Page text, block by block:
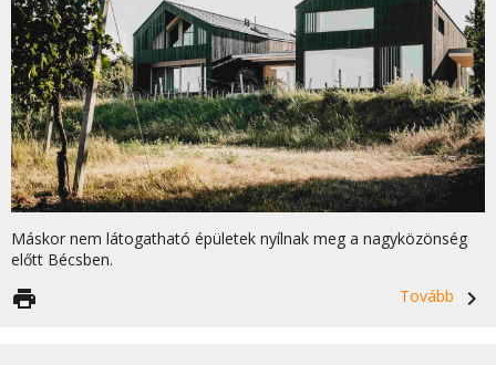
Máskor nem látogatható épületek nyílnak meg a nagyközönség
előtt Bécsben.
Tovább
navigate_next
print